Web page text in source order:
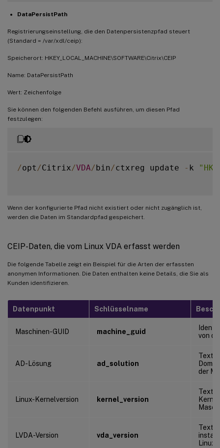
DataPersistPath
Registrierungseinstellung, die den Datenpersistenzpfad steuert
(Standard = /var/xdl/ceip):
Speicherort: HKEY_LOCAL_MACHINE\SOFTWARE\Citrix\CEIP
Name: DataPersistPath
Wert: Zeichenfolge
Sie können den folgenden Befehl ausführen, um diesen Pfad
festzulegen:
/opt /Citrix/VDA/bin/ctxreg update - k
Wenn der konfigurierte Pfad nicht existiert oder nicht zugänglich ist,
werden die Daten im Standardpfad gespeichert.
CEIP-Daten, die vom Linux VDA erfasst werden
Die folgende Tabelle zeigt ein Beispiel für die Arten der erfassten
anonymen Informationen. Die Daten enthalten keine Details, die Sie als
Kunden identifizieren.
Datenpunkt Schlüsselname
Maschinen-GUID machine_guid
von
AD-Lösung ad_solution
der
Linux-Kernelversion kernel_version
LVDA-Version vda_version
Linux